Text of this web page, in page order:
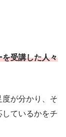
受講した人々
が分かり、そ
ているかをチ